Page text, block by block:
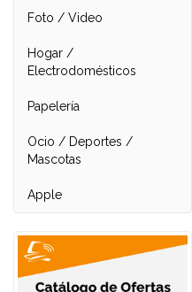
Foto / Video
Hogar /
Electrodomésticos
Papelería
Ocio / Deportes /
Mascotas
Apple